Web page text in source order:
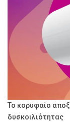
Το κορυφαίο
δυσκοιλιότητας